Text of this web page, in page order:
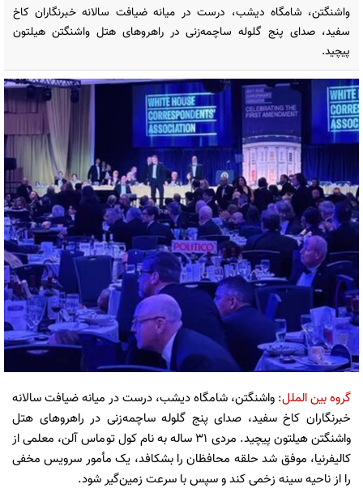
واشنگتن، شامگاه دیشب، درست در میانه ضیافت سالانه خبرنگاران کاخ
سفید، صدای پنج گلوله ساچمه‌زنی در راهروهای هتل واشنگتن هیلتون
پیچید.
گروه بین الملل: واشنگتن، شامگاه دیشب، درست در میانه ضیافت سالانه
خبرنگاران کاخ سفید، صدای پنج گلوله ساچمه‌زنی در راهروهای هتل
واشنگتن هیلتون پیچید. مردی ۳۱ ساله به نام کول توماس آلن، معلمی از
کالیفرنیا، موفق شد حلقه محافظان را بشکافد، یک مأمور سرویس مخفی
را از ناحیه سینه زخمی کند و سپس با سرعت زمین‌گیر شود.